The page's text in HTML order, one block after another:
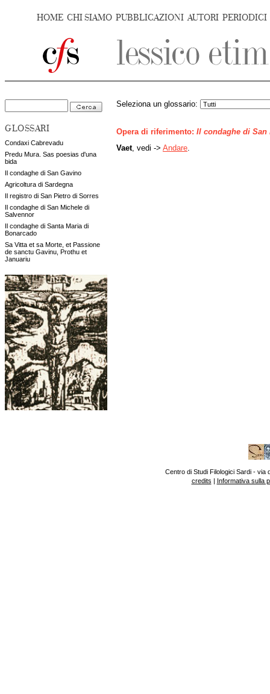
HOME CHI SIAMO PUBBLICAZIONI AUTORI PERIODICI
GLOSSARI
Condaxi Cabrevadu
Predu Mura. Sas poesias d'una
bida
Il condaghe di San Gavino
Agricoltura di Sardegna
Il registro di San Pietro di Sorres
Il condaghe di San Michele di
Salvennor
Il condaghe di Santa Maria di
Bonarcado
Sa Vitta et sa Morte, et Passione
de sanctu Gavinu, Prothu et
Januariu
Seleziona un glossario:
Opera di riferimento: Il condaghe di San
Vaet, vedi -> Andare
Centro di Studi Filologici Sardi - via
credits | Informativa sulla